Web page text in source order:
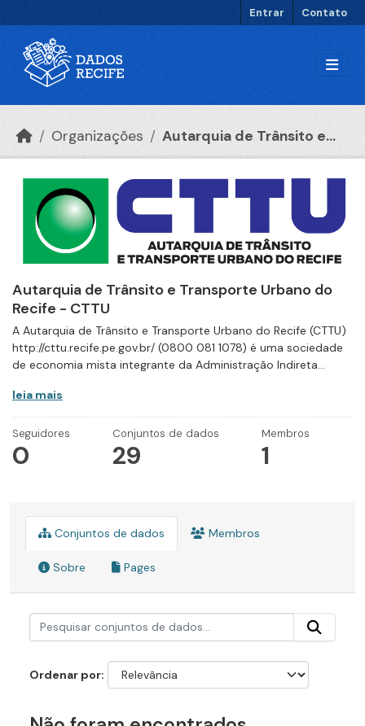
Entrar Contato
Organizações Autarquia de Trânsito e...
Autarquia de Trânsito e Transporte Urbano do
Recife - CTTU
A Autarquia de Trânsito e Transporte Urbano do Recife (CTTU)
http://cttu.recife.pe.gov.br/ (0800 081 1078) é uma sociedade
de economia mista integrante da Administração Indireta...
leia mais
Seguidores
0
Conjuntos de dados
29
Membros
1
Conjuntos de dados Membros
Sobre Pages
Ordenar por